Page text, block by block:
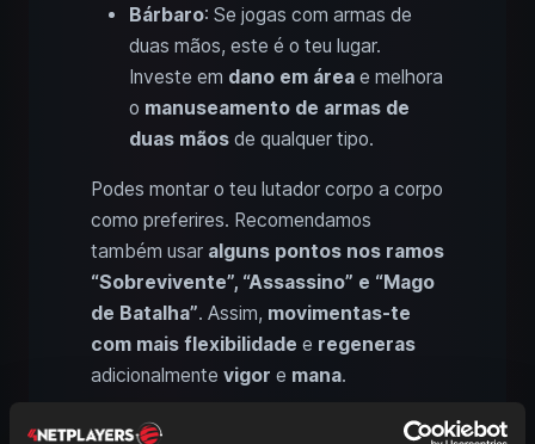
Bárbaro: Se jogas com armas de
duas mãos, este é o teu lugar.
Investe em dano em área e melhora
o manuseamento de armas de
duas mãos de qualquer tipo.
Podes montar o teu lutador corpo a corpo
como preferires. Recomendamos
também usar alguns pontos nos ramos
“Sobrevivente”, “Assassino” e “Mago
de Batalha”. Assim, movimentas-te
com mais flexibilidade e regeneras
adicionalmente vigor e mana.
Melhores habilidades para lutadores